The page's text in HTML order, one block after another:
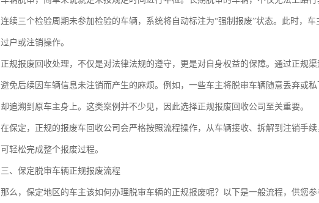
连续三个检验周期未参加检验的车辆，系统将自动标注为“强制报废”状态。此时，
过户或注销操作。
正规报废回收处理，不仅是对法律法规的遵守，更是对自身权益的保障。通过正规
避免后续因车辆信息未注销而产生的麻烦。例如，一些车主将脱审车辆随意丢弃或
却追溯到原车主身上。这类案例并不少见，因此选择正规报废回收公司至关重要。
在保定，正规的报废车回收公司会严格按照流程操作，从车辆接收、拆解到注销手
可轻松完成整个报废过程。
三、保定脱审车辆正规报废流程
那么，保定地区的车主该如何办理脱审车辆的正规报废呢？以下是一般流程，供您参